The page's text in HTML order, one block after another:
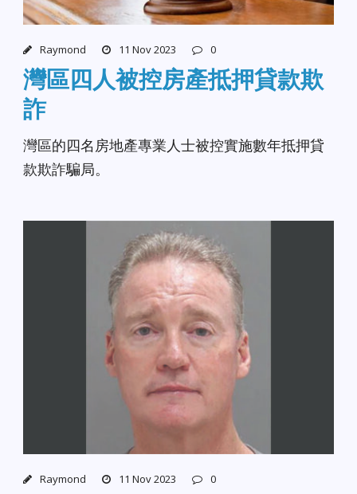
Raymond 11 Nov 2023 0
灣區四人被控房產抵押貸款欺
詐
灣區的四名房地產專業人士被控實施數年抵押貸
款欺詐騙局。
Raymond 11 Nov 2023 0